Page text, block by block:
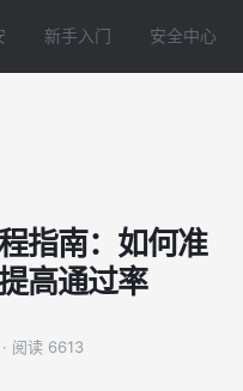
新手入门 安全中心
指南：如何准
高通过率
· 阅读 6613